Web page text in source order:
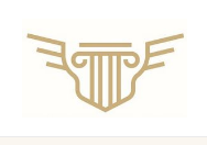
содержимому